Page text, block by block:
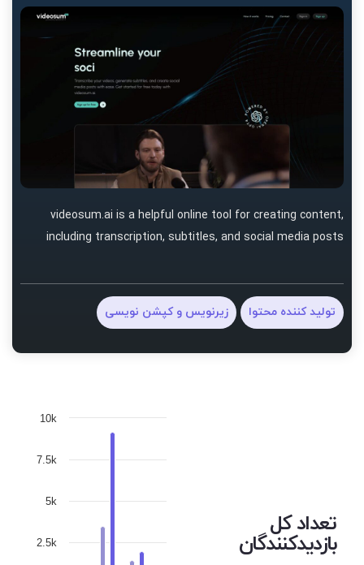
videosum.ai is a helpful online tool for creating content,
including transcription, subtitles, and social media posts
تولید کننده محتوا زیرنویس و کپشن نویسی
تعداد کل
بازدیدکنندگان 2.5k
5k
7.5k
10k